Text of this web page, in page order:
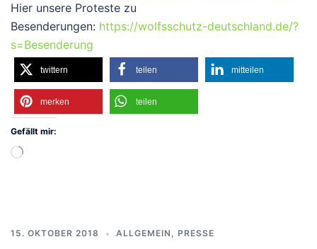
Hier unsere Proteste zu
Besenderungen: https://wolfsschutz-deutschland.de/?
s=Besenderung
twittern teilen mitteilen
merken teilen
Gefällt mir:
Wird
15. OKTOBER 2018 ALLGEMEIN PRESSE